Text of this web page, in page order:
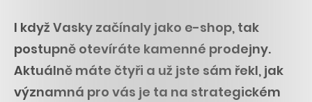
I když Vasky začínaly jako e-shop, tak
postupně otevíráte kamenné prodejny.
Aktuálně máte čtyři a už jste sám řekl, jak
významná pro vás je ta na strategickém